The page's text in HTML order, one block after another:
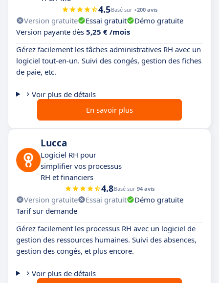
4.5Basé sur +200 avis
Version gratuite Essai gratuit
Démo gratuite
Version payante dès 5,25 € /mois
Gérez facilement les tâches administratives RH avec un
logiciel tout-en-un. Suivi des congés, gestion des fiches
de paie, etc.
Voir plus de détails
En savoir plus
Lucca
Logiciel RH pour
simplifier vos processus
RH et financiers
4.8Basé sur 94 avis
Version gratuite Essai gratuit
Démo gratuite
Tarif sur demande
Gérez facilement les processus RH avec un logiciel de
gestion des ressources humaines. Suivi des absences,
gestion des congés, et plus encore.
Voir plus de détails